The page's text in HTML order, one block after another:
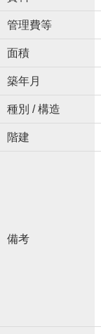
管理費等
面積
築年月
種別 / 構造
階建
備考